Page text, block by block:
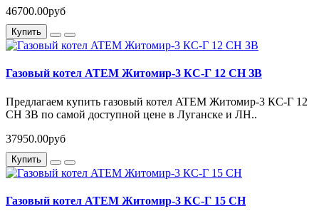
46700.00руб
Купить
Газовый котел ATEM Житомир-3 КС-Г 12 СН ЗВ
Предлагаем купить газовый котел ATEM Житомир-3 КС-Г 12
СН ЗВ по самой доступной цене в Луганске и ЛН..
37950.00руб
Купить
Газовый котел ATEM Житомир-3 КС-Г 15 СН